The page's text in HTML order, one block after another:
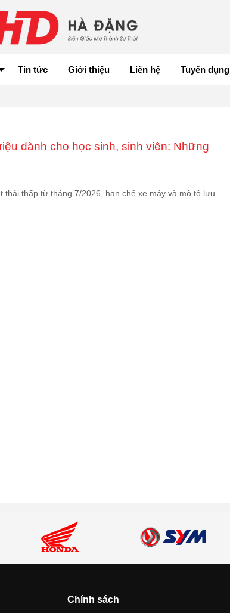
Tin tức Giới thiệu Liên hệ Tuyển dụng
dành cho học sinh, sinh viên: Những
thải thấp từ tháng 7/2026, hạn chế xe máy và mô tô lưu
Chính sách